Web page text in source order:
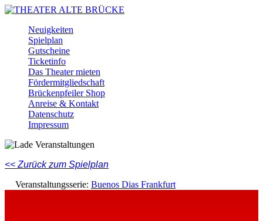
Skip
content
Neuigkeiten
Spielplan
Gutscheine
Ticketinfo
Das Theater mieten
Fördermitgliedschaft
Brückenpfeiler Shop
Anreise & Kontakt
Datenschutz
Impressum
Facebook
Instagram
Youtube
<< Zurück zum Spielplan
Veranstaltungsserie: Buenos Dias Frankfurt